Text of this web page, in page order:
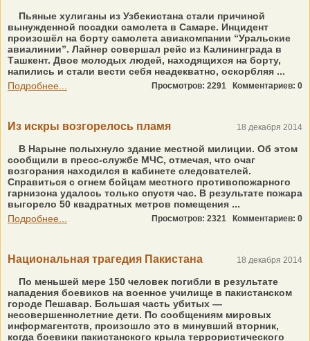
Пьяные хулиганы из Узбекистана стали причиной
вынужденной посадки самолета в Самаре. Инцидент
произошёл на борту самолета авиакомпании “Уральские
авиалинии”. Лайнер совершал рейс из Калининграда в
Ташкент. Двое молодых людей, находящихся на борту,
напились и стали вести себя неадекватно, оскорбляя ...
Подробнее...
Просмотров: 2291 Комментариев: 0
Из искры возгорелось пламя 18 декабря 2014
В Нарыне полыхнуло здание местной милиции. Об этом
сообщили в пресс-службе МЧС, отмечая, что очаг
возгорания находился в кабинете следователей.
Справиться с огнем бойцам местного противопожарного
гарнизона удалось только спустя час. В результате пожара
выгорело 50 квадратных метров помещения ...
Подробнее...
Просмотров: 2321 Комментариев: 0
Национальная трагедия Пакистана 18 декабря 2014
По меньшей мере 150 человек погибли в результате
нападения боевиков на военное училище в пакистанском
городе Пешавар. Большая часть убитых —
несовершеннолетние дети. По сообщениям мировых
информагентств, произошло это в минувший вторник,
когда боевики пакистанского крыла террористического